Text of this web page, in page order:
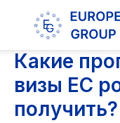
Какие
визы ЕС
получить?